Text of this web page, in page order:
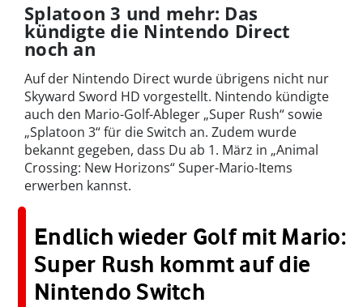
Splatoon 3 und mehr: Das
kündigte die Nintendo Direct
noch an
Auf der Nintendo Direct wurde übrigens nicht nur
Skyward Sword HD vorgestellt. Nintendo kündigte
auch den Mario-Golf-Ableger „Super Rush“ sowie
„Splatoon 3“ für die Switch an. Zudem wurde
bekannt gegeben, dass Du ab 1. März in „Animal
Crossing: New Horizons“ Super-Mario-Items
erwerben kannst.
Endlich wieder Golf mit Mario:
Super Rush kommt auf die
Nintendo Switch